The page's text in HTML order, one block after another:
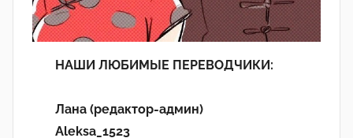
НАШИ ЛЮБИМЫЕ ПЕРЕВОДЧИКИ:
Лана (редактор-админ)
Aleksa_1523